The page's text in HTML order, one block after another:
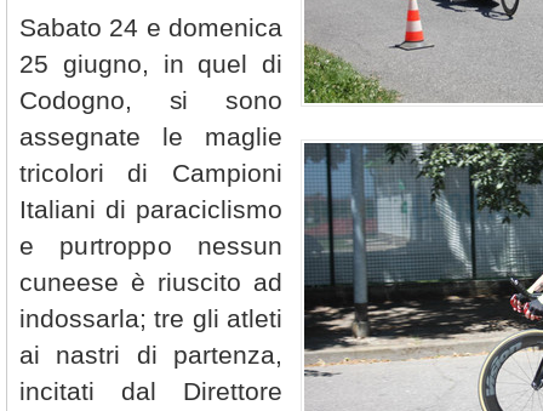
Sabato 24 e domenica
25 giugno, in quel di
Codogno, si sono
assegnate le maglie
tricolori di Campioni
Italiani di paraciclismo
e purtroppo nessun
cuneese è riuscito ad
indossarla; tre gli atleti
ai nastri di partenza,
incitati dal Direttore